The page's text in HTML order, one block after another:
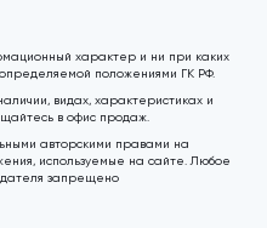
характер и ни при каких
определяемой положениями ГК РФ.
видах, характеристиках и
в офис продаж.
авторскими правами на
используемые на сайте. Любое
запрещено